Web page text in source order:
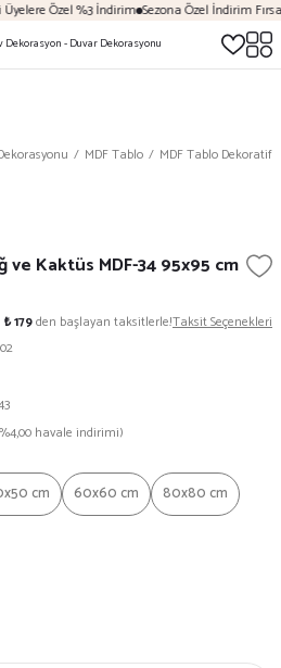
Özel %3 İndirim Sezona Özel İndirim
MDF Tablo MDF Tablo Dekoratif
ve Kaktüs MDF-34 95x95 cm
₺ 179den başlayan taksitlerle!Taksit Seçenekleri
havale indirimi)
cm 60x60 cm
80x80 cm